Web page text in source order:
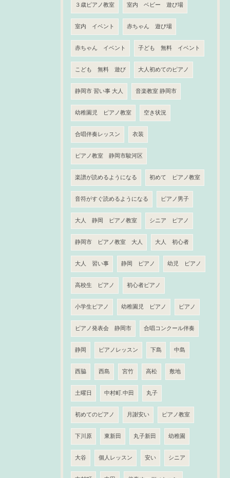
３歳ピアノ教室 室内 ベビー 遊び場
室内 イベント 赤ちゃん 遊び場
赤ちゃん イベント 子ども 無料 イベント
こども 無料 遊び 大人初めてのピアノ
静岡市 習い事 大人 音楽教室 静岡市
幼稚園児 ピアノ教室 空き状況
合唱伴奏レッスン 衣装
ピアノ教室 静岡市駿河区
楽譜が読めるようになる 初めて ピアノ教室
音符がすぐ読めるようになる ピアノ男子
大人 静岡 ピアノ教室 シニア ピアノ
静岡市 ピアノ教室 大人 大人 初心者
大人 習い事 静岡 ピアノ 幼児 ピアノ
高校生 ピアノ 初心者ピアノ
小学生ピアノ 幼稚園児 ピアノ ピアノ
ピアノ発表会 静岡市 合唱コンクール伴奏
静岡 ピアノレッスン 下島 中島
西脇 西島 宮竹 高松 敷地
土曜日 中村町.中田 丸子
初めてのピアノ 月謝安い ピアノ教室
下川原 東新田 丸子新田 幼稚園
大谷 個人レッスン 安い シニア